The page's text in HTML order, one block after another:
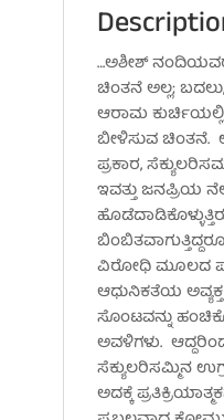
…ಅಶೀಶ್
ಚಿಂತನೆ ಅಲ್ಲ;
ಆರಾಮ
ಬೀಳಿಸುವ
ಪ್ರಕಾರ,
ಇವತ್ತು ಜನಪ್ರಿಯ
ವಿರೋಧಿ ಮೂಲದ
ಆಧುನಿಕತೆಯ
ಸೊಂಟವನ್ನು
ಅವಳಿಗಳು.
ಸೆಕ್ಯುಲರಿಸಮ್ಮಿನ
ಅದಕ್ಕೆ